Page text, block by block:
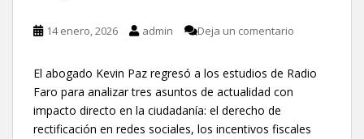
14 enero, 2026 admin Deja un comentario
El abogado Kevin Paz regresó a los estudios de Radio
Faro para analizar tres asuntos de actualidad con
impacto directo en la ciudadanía: el derecho de
rectificación en redes sociales, los incentivos fiscales